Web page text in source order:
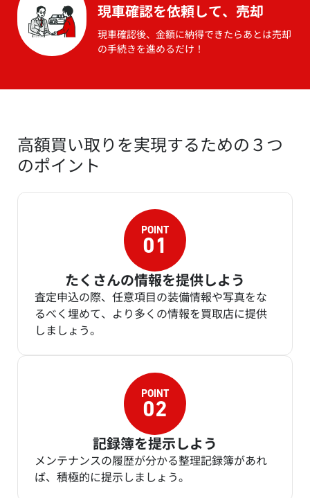
現車確認を依頼して、売却
現車確認後、金額に納得できたらあとは売却
の手続きを進めるだけ！
高額買い取りを実現するための３つ
のポイント
たくさんの情報を提供しよう
査定申込の際、任意項目の装備情報や写真をな
るべく埋めて、より多くの情報を買取店に提供
しましょう。
記録簿を提示しよう
メンテナンスの履歴が分かる整理記録簿があれ
ば、積極的に提示しましょう。